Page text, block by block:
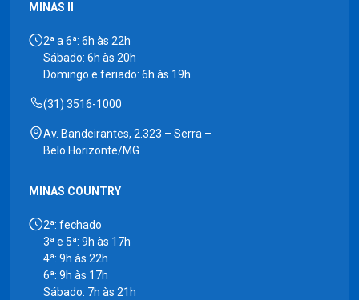
MINAS II
2ª a 6ª: 6h às 22h
Sábado: 6h às 20h
Domingo e feriado: 6h às 19h
(31) 3516-1000
Av. Bandeirantes, 2.323 – Serra –
Belo Horizonte/MG
MINAS COUNTRY
2ª: fechado
3ª e 5ª: 9h às 17h
4ª: 9h às 22h
6ª: 9h às 17h
Sábado: 7h às 21h